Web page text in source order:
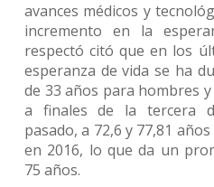
avances médicos y
incremento en la
respectó citó que en los
esperanza de vida se ha
de 33 años para hombres
a finales de la tercera
pasado, a 72,6 y 77,81
en 2016, lo que da un
75 años.